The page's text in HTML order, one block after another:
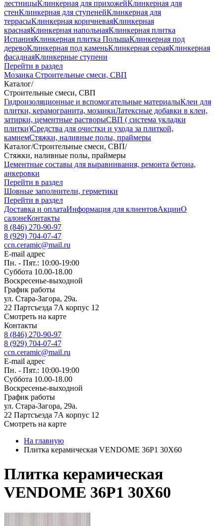
лестницыКлинкерная для прихожейКлинкерная для
стенКлинкерная для ступенейКлинкерная для
террасыКлинкерная коричневаяКлинкерная
краснаяКлинкерная напольнаяКлинкерная плитка
ИспанияКлинкерная плитка ПольшаКлинкерная под
деревоКлинкерная под каменьКлинкерная сераяКлинкерная
фасаднаяКлинкерные ступени
Перейти в раздел
Мозаика Строительные смеси, СВП
Каталог/
Строительные смеси, СВП
Гидроизоляционные и вспомогательные материалыКлеи для
плитки, керамогранита, мозаикиЛатексные добавки в клеи,
затирки, цементные растворыСВП ( система укладки
плитки)Средства для очистки и ухода за плиткой,
камнемСтяжки, наливные полы, праймеры
Каталог/Строительные смеси, СВП/
Стяжки, наливные полы, праймеры
Цементные составы для выравнивания, ремонта бетона,
анкеровки
Перейти в раздел
Шовные заполнители, герметики
Перейти в раздел
Доставка и оплатаИнформация для клиентовАкцииО
салонеКонтакты
8 (846) 270-90-97
8 (929) 704-07-47
ccn.ceramic@mail.ru
E-mail адрес
Пн. - Пят.: 10:00-19:00
Суббота 10.00-18.00
Воскресенье-выходной
График работы
ул. Стара-Загора, 29а.
22 Партсъезда 7А корпус 12
Смотреть на карте
Контакты
8 (846) 270-90-97
8 (929) 704-07-47
ccn.ceramic@mail.ru
E-mail адрес
Пн. - Пят.: 10:00-19:00
Суббота 10.00-18.00
Воскресенье-выходной
График работы
ул. Стара-Загора, 29а.
22 Партсъезда 7А корпус 12
Смотреть на карте
На главную
Плитка керамическая VENDOME 36P1 30X60
Плитка керамическая
VENDOME 36P1 30X60